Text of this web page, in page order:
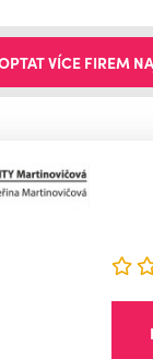
VÍCE FIREM